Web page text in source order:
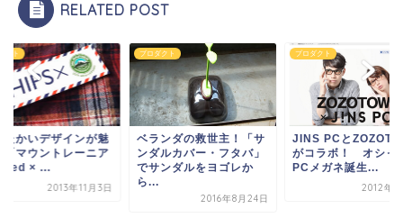
RELATED POST
クト
たかいデザインが魅
「マウントレーニア
× ...
2013年11月3日
プロダクト
ベランダの救世主！「サ
ンダルカバー・フタバ」
でサンダルをヨゴレか
ら...
2016年8月24日
プロダクト
JINS PCと
がコラボ！ オシャ
PCメガネ誕生...
2012年8